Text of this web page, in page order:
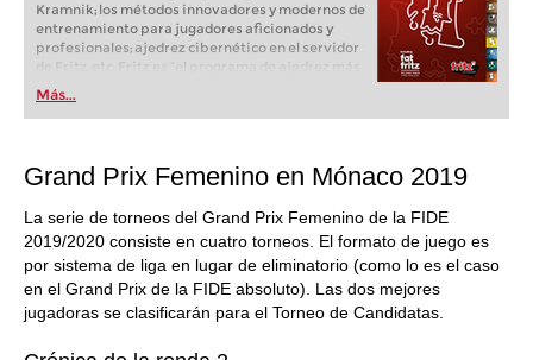
Kramnik; los métodos innovadores y modernos de
entrenamiento para jugadores aficionados y
profesionales; ajedrez cibernético en el servidor
popular de Alemania” (Der Spiegel) y ofrece todo
lo que necesita el ajedrecista. La novedad más
espectacular: Fritz 17 incluye el módulo basado
Más...
Grand Prix Femenino en Mónaco 2019
La serie de torneos del Grand Prix Femenino de la FIDE
2019/2020 consiste en cuatro torneos. El formato de juego es
por sistema de liga en lugar de eliminatorio (como lo es el caso
en el Grand Prix de la FIDE absoluto). Las dos mejores
jugadoras se clasificarán para el Torneo de Candidatas.